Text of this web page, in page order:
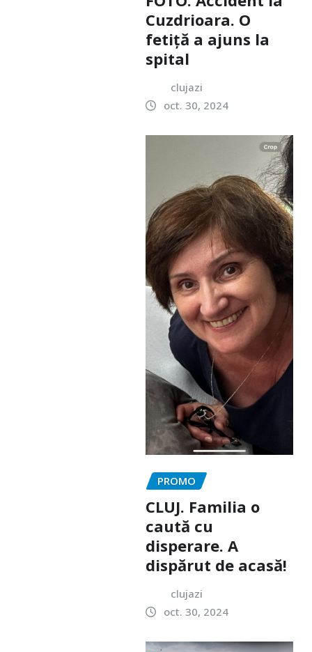
Cuzdrioara. O
fetiță a ajuns la
spital
clujazi
oct. 30, 2024
PROMO
CLUJ. Familia o
caută cu
disperare. A
dispărut de acasă!
clujazi
oct. 30, 2024